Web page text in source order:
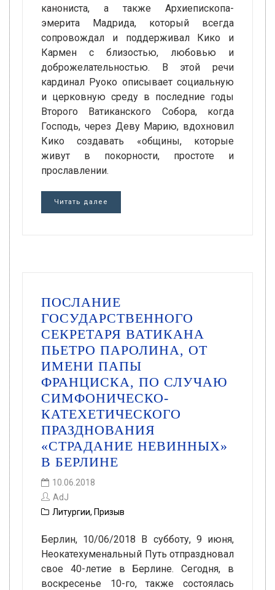
канониста, а также Архиепископа-
эмерита Мадрида, который всегда
сопровождал и поддерживал Кико и
Кармен с близостью, любовью и
доброжелательностью. В этой речи
кардинал Руоко описывает социальную
и церковную среду в последние годы
Второго Ватиканского Собора, когда
Господь, через Деву Марию, вдохновил
Кико создавать «общины, которые
живут в покорности, простоте и
прославлении.
Читать далее
ПОСЛАНИЕ
ГОСУДАРСТВЕННОГО
СЕКРЕТАРЯ ВАТИКАНА
ПЬЕТРО ПАРОЛИНА, ОТ
ИМЕНИ ПАПЫ
ФРАНЦИСКА, ПО СЛУЧАЮ
СИМФОНИЧЕСКО-
КАТЕХЕТИЧЕСКОГО
ПРАЗДНОВАНИЯ
«СТРАДАНИЕ НЕВИННЫХ»
В БЕРЛИНЕ
10.06.2018
AdJ
Литургии, Призыв
Берлин, 10/06/2018 В субботу, 9 июня,
Неокатехуменальный Путь отпраздновал
свое 40-летие в Берлине. Сегодня, в
воскресенье 10-го, также состоялась